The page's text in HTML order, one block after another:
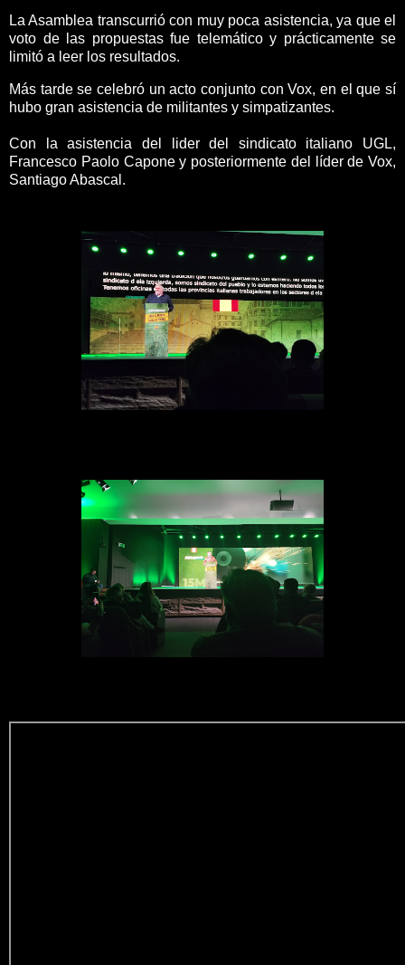
La Asamblea transcurrió con muy poca asistencia, ya que el
voto de las propuestas fue telemático y prácticamente se
limitó a leer los resultados.
Más tarde se celebró un acto conjunto con Vox, en el que sí
hubo gran asistencia de militantes y simpatizantes.
Con la asistencia del lider del sindicato italiano UGL,
Francesco Paolo Capone y posteriormente del líder de Vox,
Santiago Abascal.